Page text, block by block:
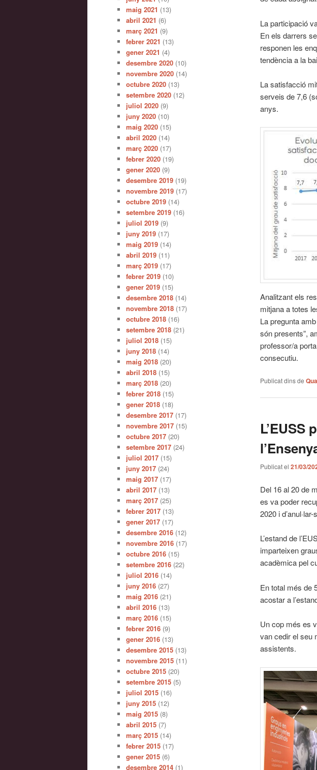
La participació
En els darrers
responen les
tendència a la
La satisfacció
serveis de 7,6
anys.
Analitzant els
mitjana a totes
La pregunta
són presents”,
professor/a
consecutiu.
Publicat dins de
L’EUSS
Publicat el 21/03/
Del 16 al 20 de
es va poder
2020 i
L’estand de
imparteixen
acadèmica pel
En total més de
acostar a
Un cop més es
van cedir el seu
assistents.
maig 2021 (13)
abril 2021 (6)
març 2021 (9)
febrer 2021 (13)
gener 2021 (4)
desembre 2020 (10)
novembre 2020 (14)
octubre 2020 (13)
setembre 2020 (12)
juliol 2020 (9)
juny 2020 (10)
maig 2020 (15)
abril 2020 (14)
març 2020 (17)
febrer 2020 (19)
gener 2020 (9)
desembre 2019 (19)
novembre 2019 (17)
octubre 2019 (14)
setembre 2019 (16)
juliol 2019 (9)
juny 2019 (17)
maig 2019 (14)
abril 2019 (11)
març 2019 (17)
febrer 2019 (10)
gener 2019 (15)
desembre 2018 (14)
novembre 2018 (17)
octubre 2018 (16)
setembre 2018 (21)
juliol 2018 (15)
juny 2018 (14)
maig 2018 (20)
abril 2018 (15)
març 2018 (20)
febrer 2018 (15)
gener 2018 (18)
desembre 2017 (17)
novembre 2017 (15)
octubre 2017 (20)
setembre 2017 (24)
juliol 2017 (15)
juny 2017 (24)
maig 2017 (17)
abril 2017 (13)
març 2017 (25)
febrer 2017 (13)
gener 2017 (17)
desembre 2016 (12)
novembre 2016 (17)
octubre 2016 (15)
setembre 2016 (22)
juliol 2016 (14)
juny 2016 (27)
maig 2016 (21)
abril 2016 (13)
març 2016 (15)
febrer 2016 (9)
gener 2016 (13)
desembre 2015 (13)
novembre 2015 (11)
octubre 2015 (20)
setembre 2015 (5)
juliol 2015 (16)
juny 2015 (12)
maig 2015 (8)
abril 2015 (7)
març 2015 (14)
febrer 2015 (17)
gener 2015 (6)
desembre 2014 (1)